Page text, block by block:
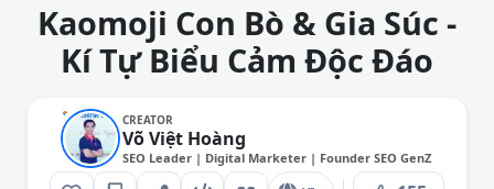
Kaomoji Con Bò & Gia Súc -
Kí Tự Biểu Cảm Độc Đáo
CREATOR
Võ Việt Hoàng
SEO Leader | Digital Marketer | Founder SEO GenZ